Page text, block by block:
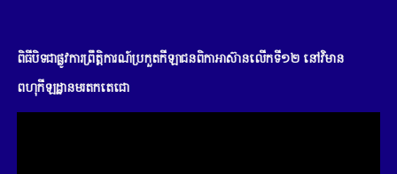
ពិធីបិទជាផ្លូវការព្រឹត្តិការណ៍ប្រកួតកីឡាជនពិកាអាស៊ានលើកទី១២ នៅវិមាន
ពហុកីឡដ្ឋានមរតកតេជោ